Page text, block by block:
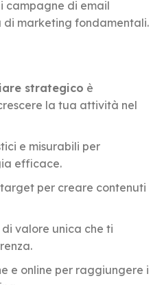
campagne di email
marketing fondamentali.
strategico è
la tua attività nel
e misurabili per
efficace.
per creare contenuti
valore unica che ti
e online per raggiungere i